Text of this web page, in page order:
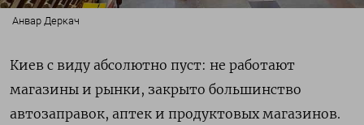
Анвар Деркач
Киев с виду абсолютно пуст: не работают
магазины и рынки, закрыто большинство
автозаправок, аптек и продуктовых магазинов.